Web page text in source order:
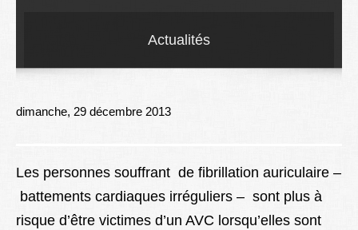
Better Health
Actualités
dimanche, 29 décembre 2013
Les personnes souffrant de fibrillation auriculaire –
battements cardiaques irréguliers – sont plus à
risque d’être victimes d’un AVC lorsqu’elles sont